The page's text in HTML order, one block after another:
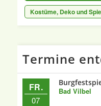
Kostüme, Deko und
Termine
FR.
07
Bad Vilbel